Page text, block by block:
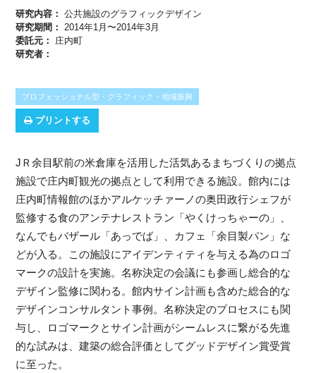
研究内容： 公共施設のグラフィックデザイン
研究期間：
2014年1月〜2014年3月
委託元：
庄内町
研究者：
プロフェッショナル型・グラフィック・地域振興
プリントする
JＲ余目駅前の米倉庫を活用した活気あるまちづくりの拠点
施設で庄内町観光の拠点として利用できる施設。館内には
庄内町情報館のほかアルケッチァーノの奥田政行シェフが
監修する食のアンテナレストラン「やくけっちゃーの」、
なんでもバザール「あっでば」、カフェ「余目製パン」な
どが入る。この施設にアイデンティティを与える為のロゴ
マークの設計を実施。名称決定の会議にも参画し総合的な
デザイン監修に関わる。館内サイン計画も含めた総合的な
デザインコンサルタント事例。名称決定のプロセスにも関
与し、ロゴマークとサイン計画がシームレスに繋がる先進
的な試みは、建築の総合評価としてグッドデザイン賞受賞
に至った。